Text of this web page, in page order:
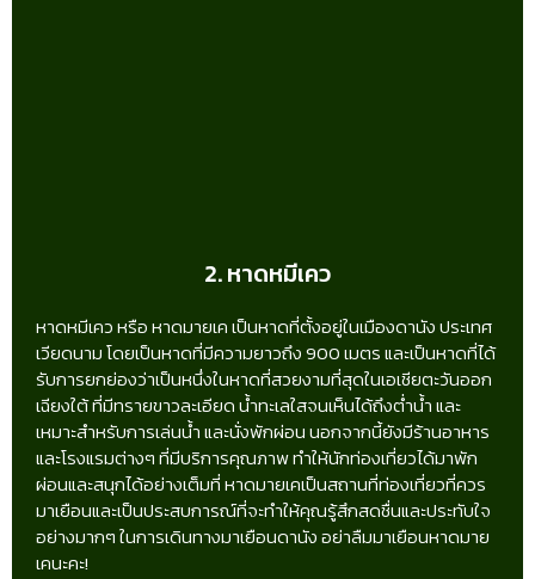
2. หาดหมีเคว
หาดหมีเคว หรือ หาดมายเค เป็นหาดที่ตั้งอยู่ในเมืองดานัง ประเทศ
เวียดนาม โดยเป็นหาดที่มีความยาวถึง 900 เมตร และเป็นหาดที่ได้
รับการยกย่องว่าเป็นหนึ่งในหาดที่สวยงามที่สุดในเอเชียตะวันออก
เฉียงใต้ ที่มีทรายขาวละเอียด น้ำทะเลใสจนเห็นได้ถึงต่ำน้ำ และ
เหมาะสำหรับการเล่นน้ำ และนั่งพักผ่อน นอกจากนี้ยังมีร้านอาหาร
และโรงแรมต่างๆ ที่มีบริการคุณภาพ ทำให้นักท่องเที่ยวได้มาพัก
ผ่อนและสนุกได้อย่างเต็มที่ หาดมายเคเป็นสถานที่ท่องเที่ยวที่ควร
มาเยือนและเป็นประสบการณ์ที่จะทำให้คุณรู้สึกสดชื่นและประทับใจ
อย่างมากๆ ในการเดินทางมาเยือนดานัง อย่าลืมมาเยือนหาดมาย
เคนะคะ!